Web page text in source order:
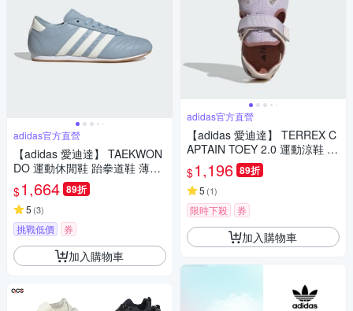
adidas官方直營
【adidas 愛迪達】 TAEKWON
DO 運動休閒鞋 跆拳道鞋 薄底
鞋 女鞋 - Originals JS3317
$1,664 89折
5 (3)
挑戰低價 券
加入購物車
adidas官方直營
【adidas 愛迪達】 TERREX C
APTAIN TOEY 2.0 運動涼鞋 童
鞋 JI1361
$1,196 89折
5 (1)
限時下殺 券
加入購物車